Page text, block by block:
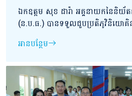
ឯកឧត្ដម សុខ ដារ៉ា អគ្គនាយកនៃនិយ័
(ន.ប.ធ.) បានទទួលជួបប្រតិភូវិនិយោ
អាស៊ាននិងតៃវ៉ាន់។
អានបន្ថែម